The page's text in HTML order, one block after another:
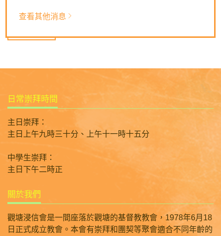
日常崇拜時間
主日崇拜：
主日上午九時三十分、上午十一時十五分
中學生崇拜：
主日下午二時正
關於我們
觀塘浸信會是一間座落於觀塘的基督教教會，1978年6月18
日正式成立教會。本會有崇拜和團契等聚會適合不同年齡的
查看其他消息